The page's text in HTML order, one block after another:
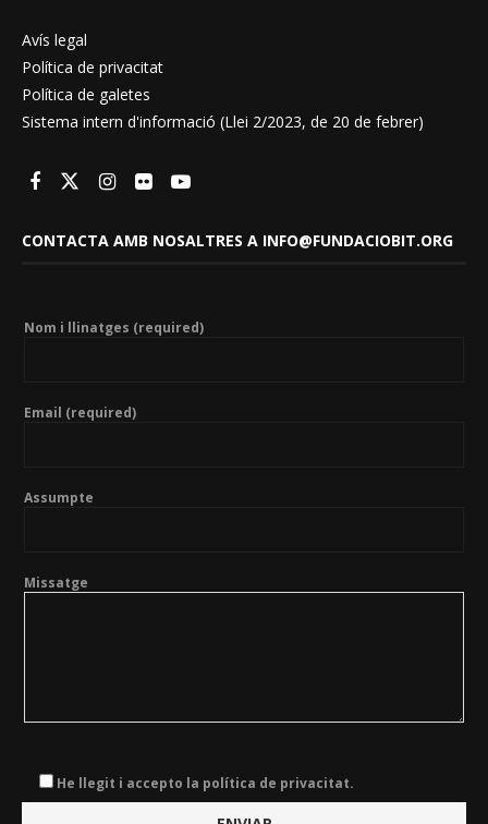
Avís legal
Política de privacitat
Política de galetes
Sistema intern d'informació (Llei 2/2023, de 20 de febrer)
CONTACTA AMB NOSALTRES A INFO@FUNDACIOBIT.ORG
Nom i llinatges (required)
Email (required)
Assumpte
Missatge
He llegit i accepto la política de privacitat.